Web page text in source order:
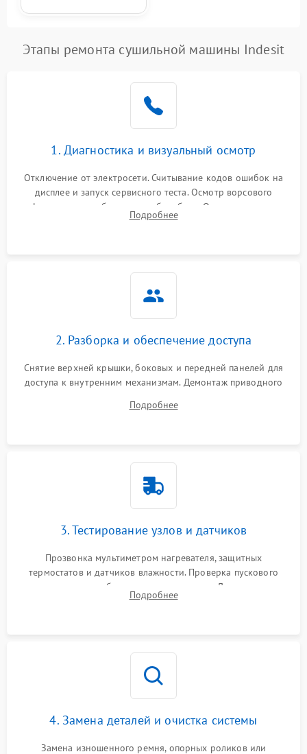
Этапы ремонта сушильной машины Indesit
1. Диагностика и визуальный осмотр
Отключение от электросети. Считывание кодов ошибок на
дисплее и запуск сервисного теста. Осмотр ворсового
фильтра, теплообменника и барабана. Опрос клиента о
неисправностях (не сушит, не крутит барабан, сильно шумит
Подробнее
2. Разборка и обеспечение доступа
Снятие верхней крышки, боковых и передней панелей для
доступа к внутренним механизмам. Демонтаж приводного
Обеспечение свободного доступа к ТЭНу, компрессору,
Подробнее
3. Тестирование узлов и датчиков
Прозвонка мультиметром нагревателя, защитных
термостатов и датчиков влажности. Проверка пускового
конденсатора, обмоток мотора и помпы. Для машин с
тепловым насосом — диагностика работы компрессора и
Подробнее
4. Замена деталей и очистка системы
Замена изношенного ремня, опорных роликов или